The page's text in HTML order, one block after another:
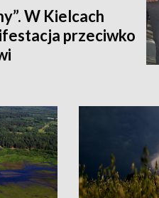
W Kielcach
przeciwko